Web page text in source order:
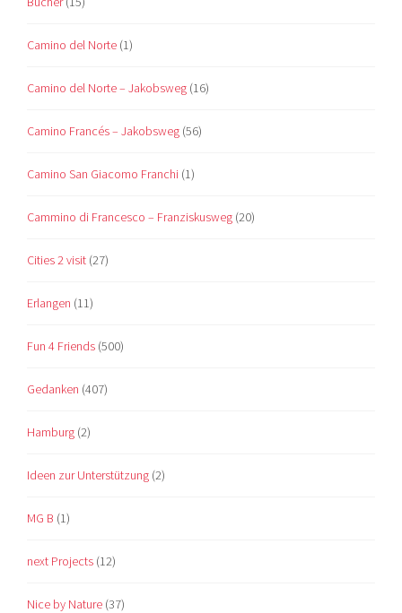
Camino del Norte (1)
Camino del Norte – Jakobsweg (16)
Camino Francés – Jakobsweg (56)
Camino San Giacomo Franchi (1)
Cammino di Francesco – Franziskusweg (20)
Cities 2 visit (27)
Erlangen (11)
Fun 4 Friends (500)
Gedanken (407)
Hamburg (2)
Ideen zur Unterstützung (2)
MG B (1)
next Projects (12)
Nice by Nature (37)